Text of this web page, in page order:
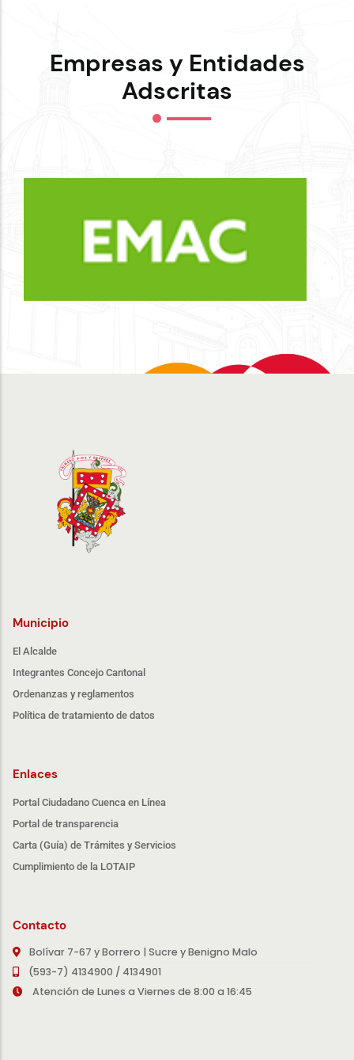
Empresas y Entidades
Adscritas
Municipio
El Alcalde
Integrantes Concejo Cantonal
Ordenanzas y reglamentos
Política de tratamiento de datos
Enlaces
Portal Ciudadano Cuenca en Línea
Portal de transparencia
Carta (Guía) de Trámites y Servicios
Cumplimiento de la LOTAIP
Contacto
Bolívar 7-67 y Borrero | Sucre y Benigno Malo
(593-7) 4134900 / 4134901
Atención de Lunes a Viernes de 8:00 a 16:45